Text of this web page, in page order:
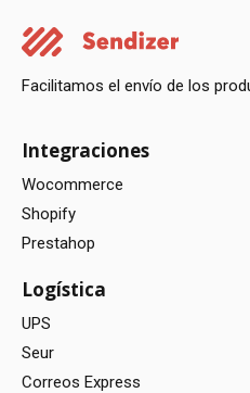
Facilitamos el envío de los
Integraciones
Wocommerce
Shopify
Prestahop
Logística
UPS
Seur
Correos Express